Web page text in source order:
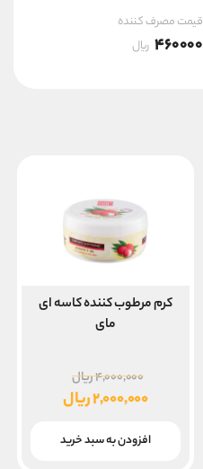
قیمت مصرف کننده
460000 ریال
کرم مرطوب کننده کاسه ای
مای
۴,۰۰۰,۰۰۰ریال
اصلی
بود.
۲,۰۰۰,۰۰۰ریال
فعلی
افزودن به سبد خرید